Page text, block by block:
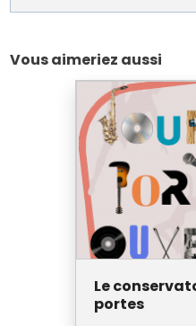
Vous aimeriez aussi
Le
portes